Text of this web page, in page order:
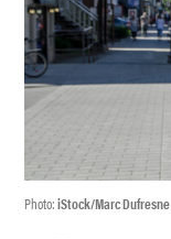
Photo:iStock/Marc Dufresne